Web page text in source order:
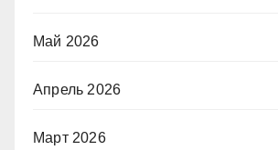
Май 2026
Апрель 2026
Март 2026